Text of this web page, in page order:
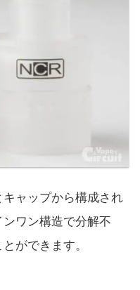
ャップから構成され
ワン構造で分解不
ができます。